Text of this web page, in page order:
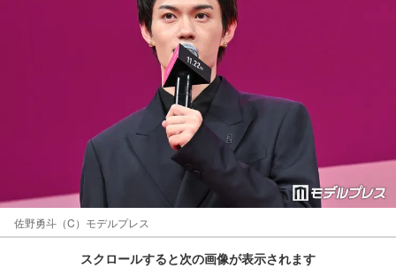
佐野勇斗（C）モデルプレス
スクロールすると次の画像が表示されます